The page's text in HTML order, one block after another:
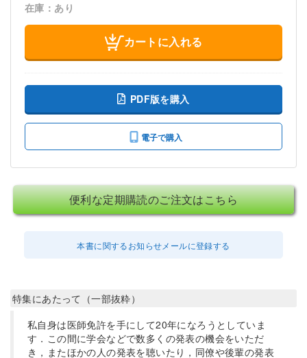
在庫：あり
カートに入れる
PDF版を購入
電子で購入
便利な定期購読のご注文はこちら
本書に関するお知らせメールに登録する
特集にあたって（一部抜粋）
私自身は医師免許を手にして20年になろうとしていま
す．この間に学会などで数多くの発表の機会をいただ
き，またほかの人の発表を聴いたり，同僚や後輩の発表